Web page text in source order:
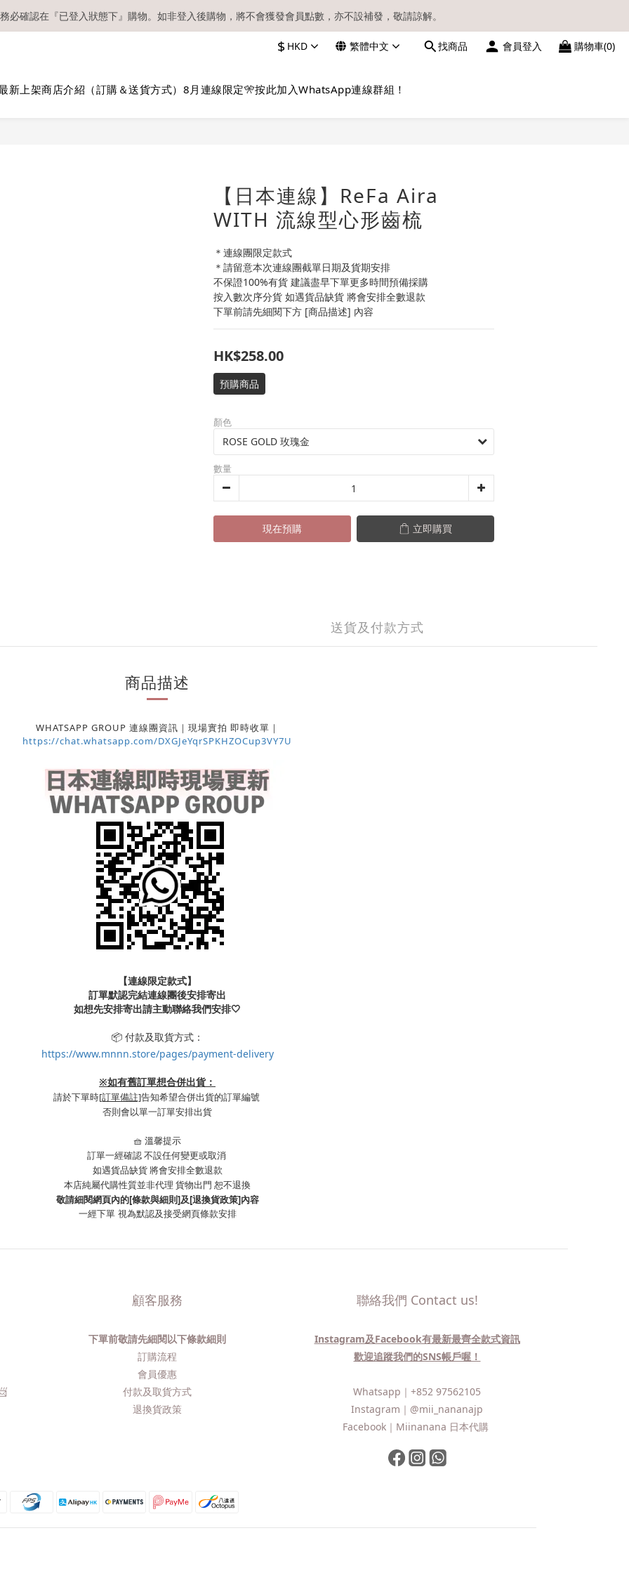
【現貨區】內款式均為在港現貨，現貨區以外的所有貨品都需要訂貨喔！
必確認在『已登入狀態下』購物。如非登入後購物，將不會獲發會員點數，亦不設補發，敬請諒解。
豐快遞／本地及國際郵遞寄出後，本店只會以電郵通知出貨，下單後敬請留意電郵信箱。
$ HKD 繁體中文 找商品 會員登入 購物車(0)
新上架商店介紹（訂購＆送貨方式） 8月連線限定🎌按此加入WhatsApp連線群組！
【日本連線】ReFa Aira
WITH 流線型心形齒梳
＊連線團限定款式
＊請留意本次連線團截單日期及貨期安排
不保證100%有貨 建議盡早下單更多時間預備採購
按入數次序分貨 如遇貨品缺貨 將會安排全數退款
下單前請先細閱下方 [商品描述] 內容
HK$258.00
預購商品
顏色
數量
現在預購 立即購買
送貨及付款方式
商品描述
WHATSAPP GROUP 連線團資訊｜現場實拍 即時收單｜
https://chat.whatsapp.com/DXGJeYqrSPKHZOCup3VY7U
【連線限定款式】
訂單默認完結連線團後安排寄出
如想先安排寄出請主動聯絡我們安排🤍
📦 付款及取貨方式：
https://www.mnnn.store/pages/payment-delivery
※如有舊訂單想合併出貨：
請於下單時[訂單備註]告知希望合併出貨的訂單編號
否則會以單一訂單安排出貨
🧺 溫馨提示
訂單一經確認 不設任何變更或取消
如遇貨品缺貨 將會安排全數退款
本店純屬代購性質並非代理 貨物出門 恕不退換
敬請細閱網頁內的[條款與細則]及[退換貨政策]內容
一經下單 視為默認及接受網頁條款安排
顧客服務
下單前敬請先細閱以下條款細則
訂購流程​
會員優惠
付款及取貨方式
退換貨政策
聯絡我們 Contact us!
Instagram及Facebook有最新最齊全款式資訊
歡迎追蹤我們的SNS帳戶喔！
Whatsapp｜ +852 97562105
Instagram｜ @mii_nananajp
Facebook｜ Miinanana 日本代購